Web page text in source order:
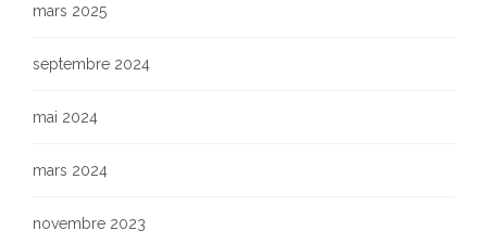
mars 2025
septembre 2024
mai 2024
mars 2024
novembre 2023